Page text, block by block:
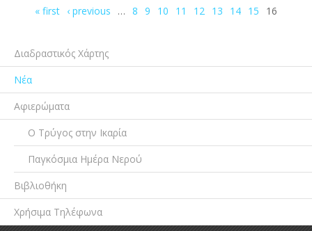
« first ‹ previous … 8 9 10 11 12 13 14 15 16
Διαδραστικός Χάρτης
Νέα
Αφιερώματα
Ο Τρύγος στην Ικαρία
Παγκόσμια Ημέρα Νερού
Βιβλιοθήκη
Χρήσιμα Τηλέφωνα